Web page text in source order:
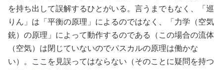
を持ち出して誤解するひとがいる。言うまでもなく、「巡
りん」は「平衡の原理」によるのではなく、「力学（空気
銃）の原理」によって動作するのである（この場合の流体
（空気）は閉じていないのでパスカルの原理は働かな
い）。ここを見誤ってはならない（そのことに疑問を持つ